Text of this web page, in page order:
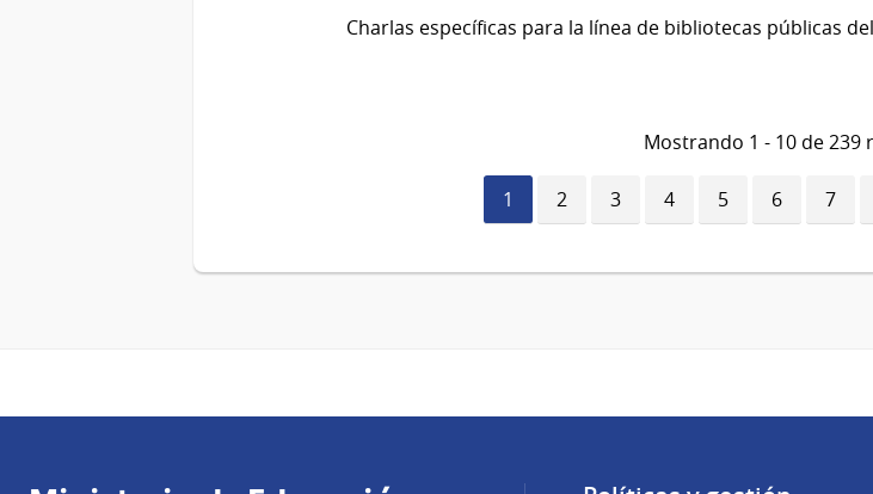
Charlas específicas para la línea de bibliotecas públicas
Mostrando 1 - 10 de 239
Página
actual
1 Página
2 Página
3 Página
4 Página
5 Página
6 7